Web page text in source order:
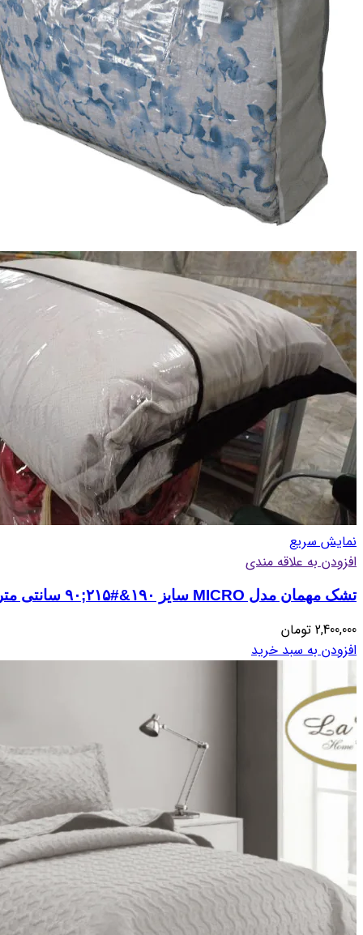
نمایش سریع
افزودن به علاقه مندی
تشک مهمان مدل MICRO سایز ۱۹۰&#۲۱۵;۹۰ سانتی متر
2,400,000 تومان
افزودن به سبد خرید